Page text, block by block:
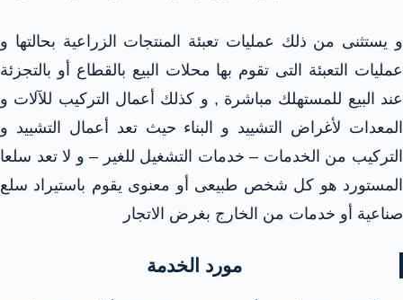
و يستثنى من ذلك عمليات تعبئة المنتجات الزراعية بحالتها و
عمليات التعبئة التى تقوم بها محلات البيع بالقطاع أو بالتجزئة
عند البيع للمستهلك مباشرة , و كذلك أعمال التركيب للآلات و
المعدات لأغراض التشييد و البناء حيث تعد أعمال التشييد و
التركيب من الخدمات – خدمات التشغيل للغير – و لا تعد سلعا
المستورد هو كل شخص طبيعى أو معنوى يقوم باستيراد سلع
صناعية أو خدمات من الخارج بغرض الاتجار
مورد الخدمة